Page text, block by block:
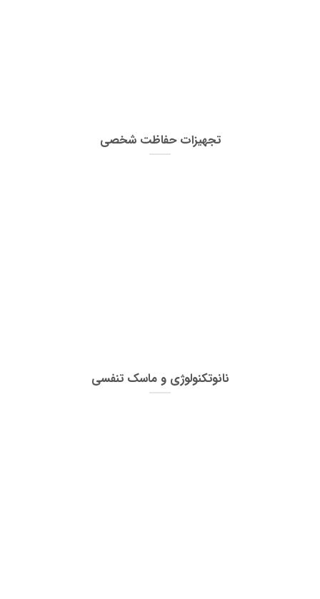
تجهیزات حفاظت شخصی
نانوتکنولوژی و ماسک تنفسی